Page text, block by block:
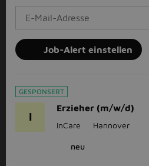
Job-Alert einstellen
GESPONSERT
I
Erzieher (m/w/d)
InCare Hannover
neu